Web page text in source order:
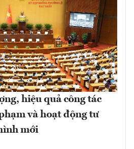
hiệu quả công tác
và hoạt động tư
mới